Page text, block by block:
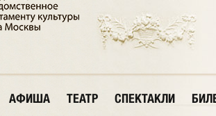
АФИША ТЕАТР СПЕКТАКЛИ